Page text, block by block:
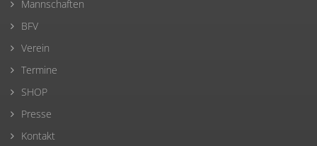
Mannschaften
BFV
Verein
Termine
SHOP
Presse
Kontakt